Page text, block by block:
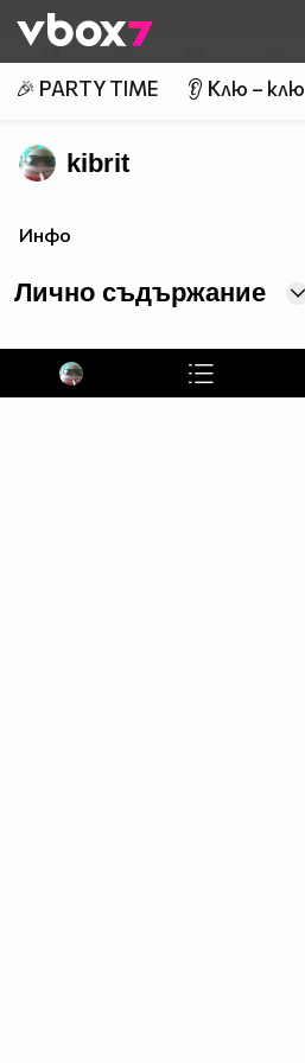
👾
🎉 PARTY TIME 👂 Клю – клю
kibrit
Инфо
Лично съдържание